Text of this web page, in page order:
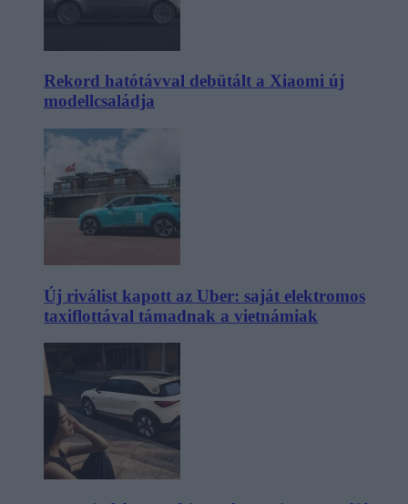
Rekord hatótávval debütált a Xiaomi új
modellcsaládja
Új riválist kapott az Uber: saját elektromos
taxiflottával támadnak a vietnámiak